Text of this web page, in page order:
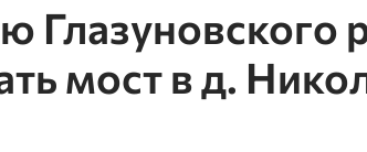
Глазуновского
мост в д.